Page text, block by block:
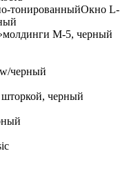
тонированныйОкно L-
молдинги M-5, черный
черный
шторкой, черный